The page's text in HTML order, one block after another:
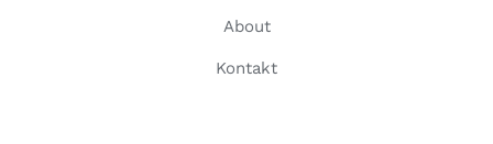
About
Kontakt